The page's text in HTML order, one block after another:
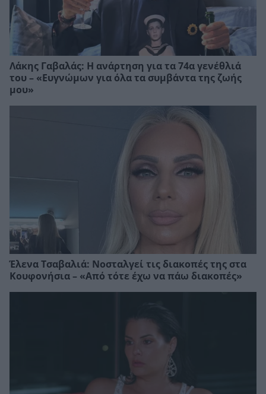
Λάκης Γαβαλάς: Η ανάρτηση για τα 74α γενέθλιά
του – «Ευγνώμων για όλα τα συμβάντα της ζωής
μου»
Έλενα Τσαβαλιά: Νοσταλγεί τις διακοπές της στα
Κουφονήσια – «Από τότε έχω να πάω διακοπές»